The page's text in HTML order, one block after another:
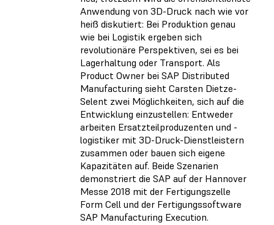
Anwendung von 3D-Druck nach wie vor
heiß diskutiert: Bei Produktion genau
wie bei Logistik ergeben sich
revolutionäre Perspektiven, sei es bei
Lagerhaltung oder Transport. Als
Product Owner bei SAP Distributed
Manufacturing sieht Carsten Dietze-
Selent zwei Möglichkeiten, sich auf die
Entwicklung einzustellen: Entweder
arbeiten Ersatzteilproduzenten und -
logistiker mit 3D-Druck-Dienstleistern
zusammen oder bauen sich eigene
Kapazitäten auf. Beide Szenarien
demonstriert die SAP auf der Hannover
Messe 2018 mit der Fertigungszelle
Form Cell und der Fertigungssoftware
SAP Manufacturing Execution.